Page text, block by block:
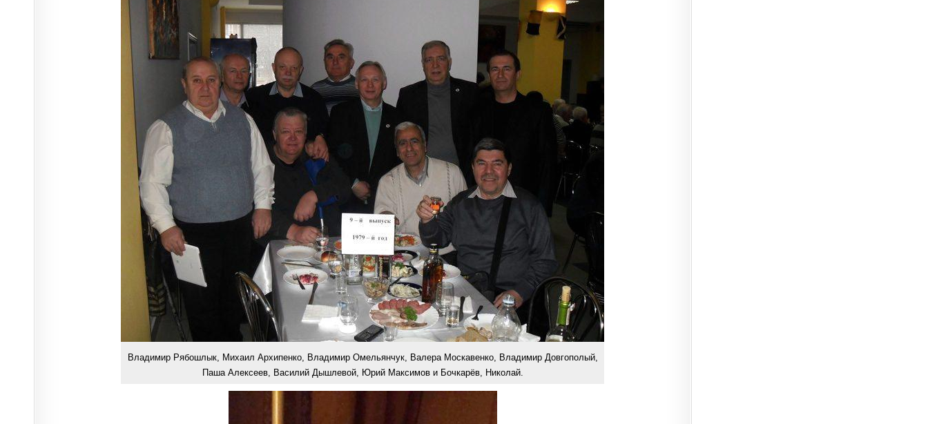
Владимир Рябошлык, Михаил Архипенко, Владимир Омельянчук, Валера Москавенко, Владимир Довгополый,
Паша Алексеев, Василий Дышлевой, Юрий Максимов и Бочкарёв, Николай.